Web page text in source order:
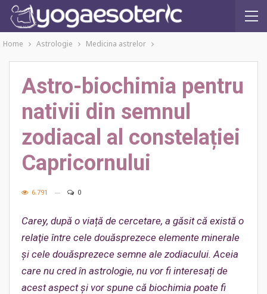
Home Astrologie Medicina astrelor
Astro-biochimia pentru
nativii din semnul
zodiacal al constelației
Capricornului
6.791 0
Carey, după o viață de cercetare, a găsit că există o
relaţie între cele douăsprezece elemente minerale
și cele douăsprezece semne ale zodiacului. Aceia
care nu cred în astrologie, nu vor fi interesați de
acest aspect și vor spune că biochimia poate fi